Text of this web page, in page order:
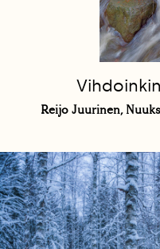
Reijo Juurinen,